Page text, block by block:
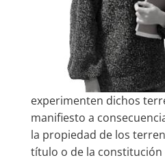
experimenten dichos
manifiesto a
la propiedad de los
título o de la